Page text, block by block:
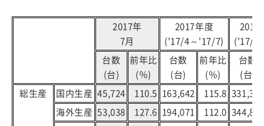
2017年
7月
2017年度
('17/4～'17/7)
2017
('17/1
台数
(台)
前年比
(％)
台数
(台)
前年比
(％)
台数
(台)
総生産 国内生産 45,724 110.5 163,642 115.8 331,312
海外生産 53,038 127.6 194,071 112.0 344,883